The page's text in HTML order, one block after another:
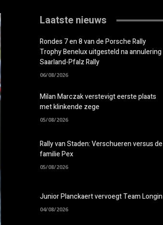
Laatste nieuws
Rondes 7 en 8 van de Porsche Rally
Trophy Benelux uitgesteld na annulering
Saarland-Pfalz Rally
06/08/2026
Milan Marczak verstevigt eerste plaats
met klinkende zege
05/08/2026
Rally van Staden: Verschueren versus de
familie Pex
05/08/2026
Junior Planckaert vervoegt Team Longin
04/08/2026